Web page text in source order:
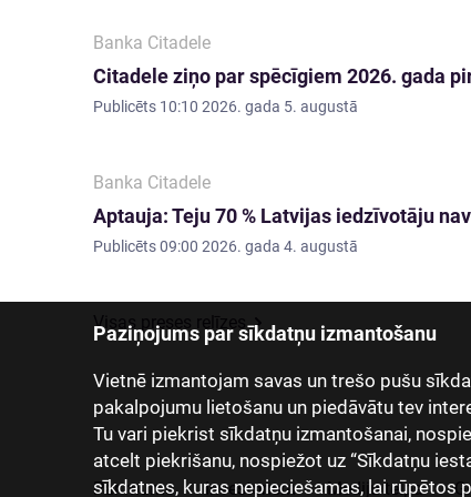
Paziņojums par sīkdatņu izmantošanu
Vietnē izmantojam savas un trešo pušu
pakalpojumu lietošanu un piedāvātu tev
Tu vari piekrist sīkdatņu izmantošanai,
atcelt piekrišanu, nospiežot uz “Sīkdatņu
sīkdatnes, kuras nepieciešamas, lai rūpētos
Banka Citadele
Citadele ziņo par spēcīgiem 2026. gada
Publicēts 10:10 2026. gada 5. augustā
Banka Citadele
Aptauja: Teju 70 % Latvijas iedzīvotāju
Publicēts09:00 2026. gada 4. augustā
Visas preses relīzes
Par mums Investoriem Mediju telpa